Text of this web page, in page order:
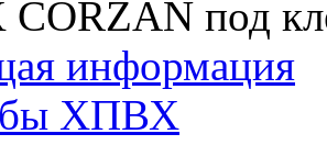
под
информация
ХПВХ